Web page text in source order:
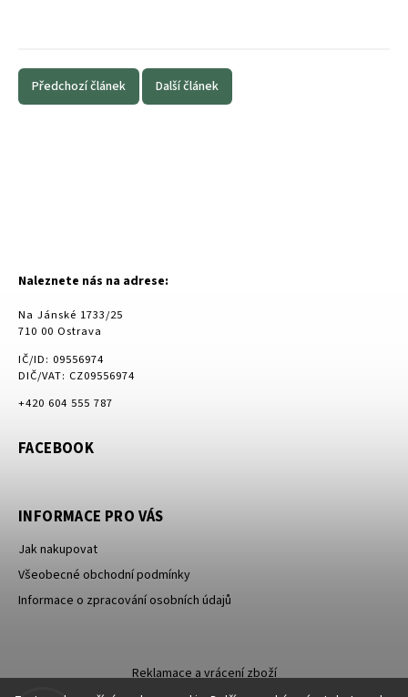
Předchozí článek Další článek
Naleznete nás na adrese:
Na Jánské 1733/25
710 00 Ostrava
IČ/ID: 09556974
DIČ/VAT: CZ09556974
+420 604 555 787
FACEBOOK
INFORMACE PRO VÁS
Jak nakupovat
Všeobecné obchodní podmínky
Informace o zpracování osobních údajů
Reklamace a vrácení zboží